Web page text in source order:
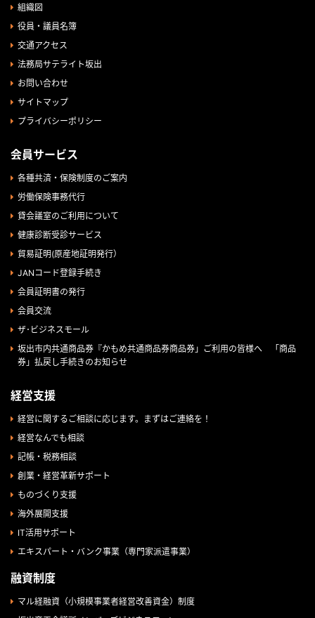
組織図
役員・議員名簿
交通アクセス
法務局サテライト坂出
お問い合わせ
サイトマップ
プライバシーポリシー
会員サービス
各種共済・保険制度のご案内
労働保険事務代行
貸会議室のご利用について
健康診断受診サービス
貿易証明(原産地証明発行）
JANコード登録手続き
会員証明書の発行
会員交流
ザ･ビジネスモール
坂出市内共通商品券『かもめ共通商品券商品券」ご利用の皆様へ 「商品
券」払戻し手続きのお知らせ
経営支援
経営に関するご相談に応じます。まずはご連絡を！
経営なんでも相談
記帳・税務相談
創業・経営革新サポート
ものづくり支援
海外展開支援
IT活用サポート
エキスパート・バンク事業（専門家派遣事業）
融資制度
マル経融資（小規模事業者経営改善資金）制度